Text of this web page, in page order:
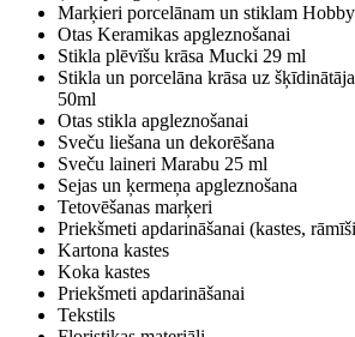
Marķieri porcelānam un stiklam
Otas Keramikas apgleznošanai
Stikla plēvīšu krāsa Mucki 29 ml
Stikla un porcelāna krāsa uz
50ml
Otas stikla apgleznošanai
Sveču liešana un dekorēšana
Sveču laineri Marabu 25 ml
Sejas un ķermeņa apgleznošana
Tetovēšanas marķeri
Priekšmeti apdarināšanai (kastes,
Kartona kastes
Koka kastes
Priekšmeti apdarināšanai
Tekstils